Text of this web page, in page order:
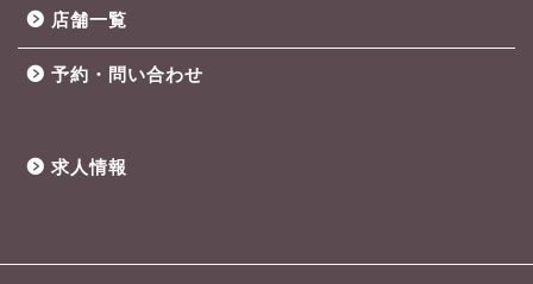
店舗一覧
予約・問い合わせ
求人情報